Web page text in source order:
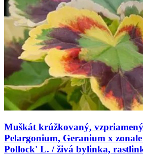
Muškát krúžkovaný,
Pelargonium, Geranium x
Pollock' L. / živá bylinka,